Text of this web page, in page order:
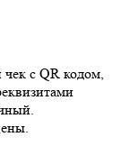
с QR кодом,